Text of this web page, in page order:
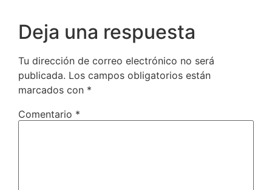
Deja una respuesta
Tu dirección de correo electrónico no será
publicada. Los campos obligatorios están
marcados con *
Comentario *